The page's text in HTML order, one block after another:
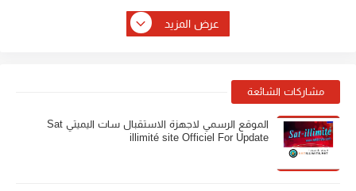
عرض المزيد
مشاركات الشائعة
الموقع الرسمي لاجهزة الاستقبال سات اليميتي Sat
illimité site Officiel For Update